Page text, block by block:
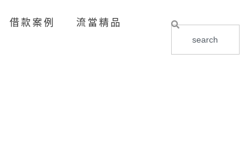
借款案例 流當精品